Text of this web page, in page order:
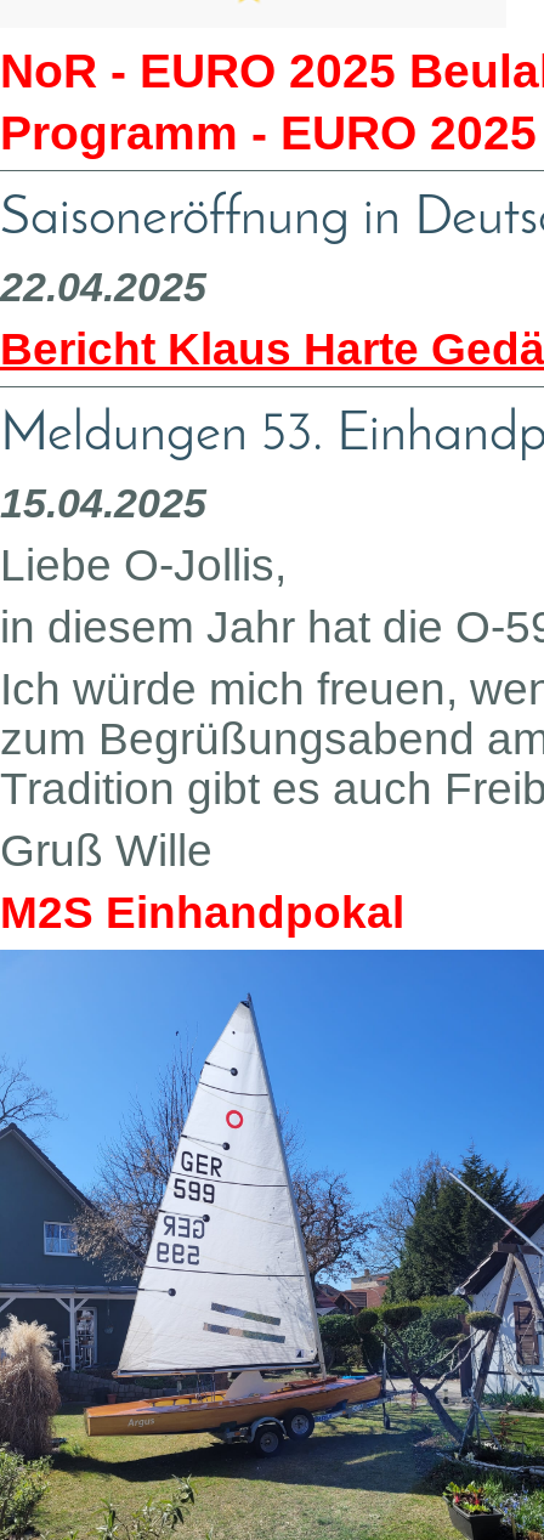
NoR - EURO 2025
Programm - EURO
Saisoneröffnung in
22.04.2025
Bericht Klaus Harte
Meldungen 53.
15.04.2025
Liebe O-Jollis,
in diesem Jahr hat die O-
Ich würde mich freuen,
zum Begrüßungsabend
Tradition gibt es auch
Gruß Wille
M2S Einhandpokal